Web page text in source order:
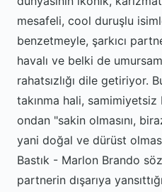
mesafeli, cool duruşlu
benzetmeyle, şarkıcı
havalı ve belki de
rahatsızlığı dile getiriyor.
takınma hali, samimiyetsiz
ondan "sakin olmasını,
yani doğal ve dürüst
Bastık - Marlon Brando
partnerin dışarıya